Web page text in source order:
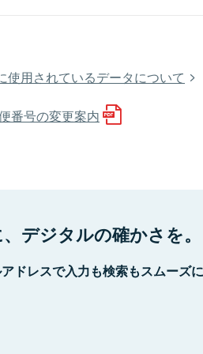
使用されているデータについて
番号の変更案内
デジタルの確かさを。
ドレスで入力も検索もスムーズ